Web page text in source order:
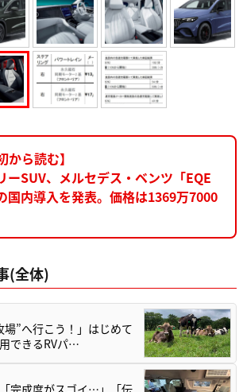
から読む】
ーSUV、メルセデス・ベンツ「EQE
国内導入を発表。価格は1369万7000
(全体)
場”へ行こう！」はじめて
できるRVパ…
「完成度がスゴイ…」「伝